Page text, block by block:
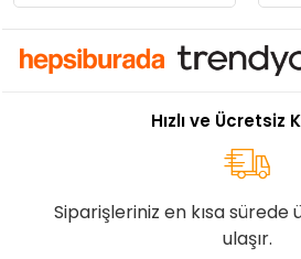
Hızlı ve Ücretsiz
Siparişleriniz en kısa
ulaşır.